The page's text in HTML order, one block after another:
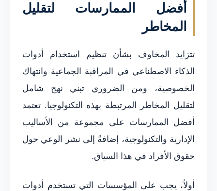
أفضل الممارسات لتقليل
المخاطر
تتزايد المخاوف بشأن تنظيم استخدام أدوات
الذكاء الاصطناعي في المراقبة الجماعية وانتهاك
الخصوصية، ومن الضروري تبني نهج شامل
لتقليل المخاطر المرتبطة بهذه التكنولوجيا. تعتمد
أفضل الممارسات على مجموعة من الأساليب
الإدارية والتكنولوجية، إضافةً إلى نشر الوعي حول
حقوق الأفراد في هذا السياق.
أولاً، يجب على المؤسسات التي تستخدم أدوات